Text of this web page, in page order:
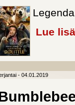
Lue
- 04.01.2019